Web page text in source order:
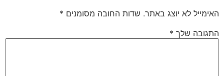
האימייל לא יוצג באתר. שדות החובה מסומנים *
התגובה שלך *